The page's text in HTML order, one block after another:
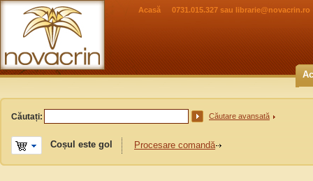
Acasă 0731.015.327 sau librarie@novacrin.ro
Căutați: Căutare avansată
Coșul este gol Procesare comandă